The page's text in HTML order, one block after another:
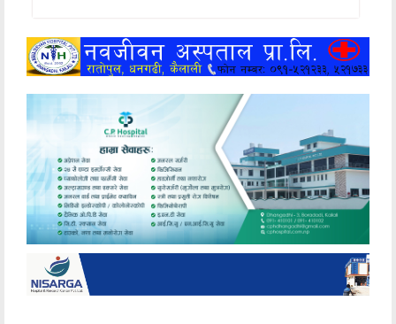
खेलकुद
मनोरञ्जन
अन्य